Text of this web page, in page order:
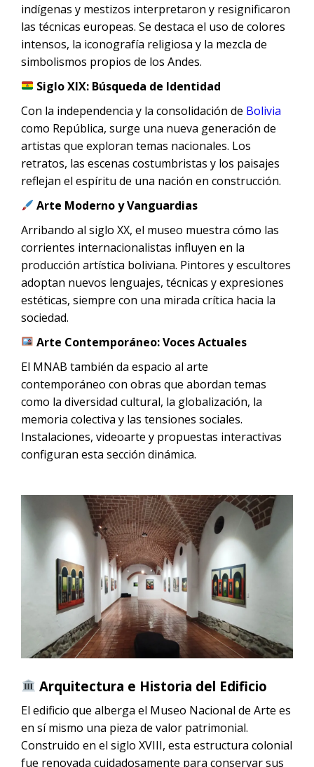
indígenas y mestizos interpretaron y resignificaron
las técnicas europeas. Se destaca el uso de colores
intensos, la iconografía religiosa y la mezcla de
simbolismos propios de los Andes.
Siglo XIX: Búsqueda de Identidad
Con la independencia y la consolidación de Bolivia
como República, surge una nueva generación de
artistas que exploran temas nacionales. Los
retratos, las escenas costumbristas y los paisajes
reflejan el espíritu de una nación en construcción.
Arte Moderno y Vanguardias
Arribando al siglo XX, el museo muestra cómo las
corrientes internacionalistas influyen en la
producción artística boliviana. Pintores y escultores
adoptan nuevos lenguajes, técnicas y expresiones
estéticas, siempre con una mirada crítica hacia la
sociedad.
Arte Contemporáneo: Voces Actuales
El MNAB también da espacio al arte
contemporáneo con obras que abordan temas
como la diversidad cultural, la globalización, la
memoria colectiva y las tensiones sociales.
Instalaciones, videoarte y propuestas interactivas
configuran esta sección dinámica.
Arquitectura e Historia del Edificio
El edificio que alberga el Museo Nacional de Arte es
en sí mismo una pieza de valor patrimonial.
Construido en el siglo XVIII, esta estructura colonial
fue renovada cuidadosamente para conservar sus